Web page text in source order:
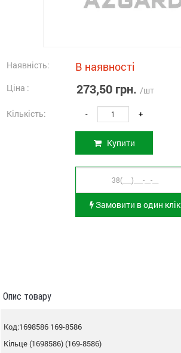
Наявність: В наявності
Ціна : 273,50 грн. /шт
Кількість: - +
Купити
Замовити в один клік
Опис товару
Код:1698586 169-8586
Кільце (1698586) (169-8586)